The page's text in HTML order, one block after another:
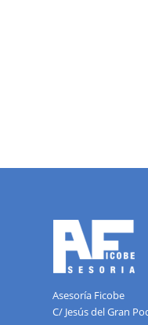
Asesoría Ficobe
C/ Jesús del Gran